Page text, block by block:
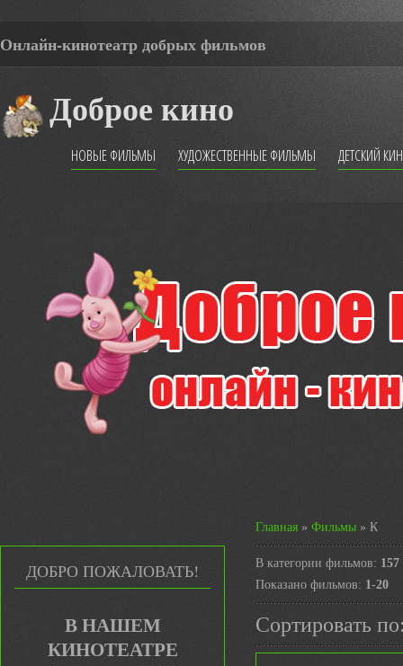
Онлайн-кинотеатр добрых фильмов
Доброе кино
НОВЫЕ ФИЛЬМЫ ХУДОЖЕСТВЕННЫЕ ФИЛЬМЫ ДЕТСКИЙ
ДОБРО ПОЖАЛОВАТЬ!
В НАШЕМ
КИНОТЕАТРЕ
Главная » Фильмы » К
В категории фильмов: 157
Показано фильмов: 1-20
Сортировать по